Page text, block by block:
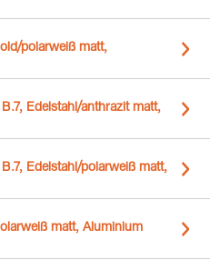
polarweiß matt,
Edelstahl/anthrazit matt,
Edelstahl/polarweiß matt,
matt, Aluminium